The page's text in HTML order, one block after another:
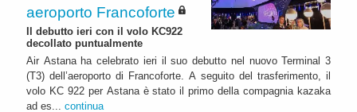
aeroporto Francoforte
Il debutto ieri con il volo KC922
decollato puntualmente
Air Astana ha celebrato ieri il suo debutto nel nuovo Terminal 3
(T3) dell’aeroporto di Francoforte. A seguito del trasferimento, il
volo KC 922 per Astana è stato il primo della compagnia kazaka
ad es... continua